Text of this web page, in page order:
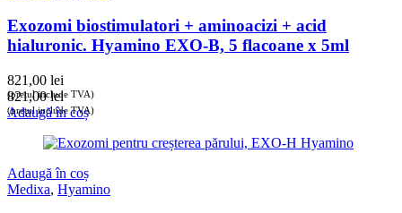
Exozomi biostimulatori + aminoacizi + acid
hialuronic. Hyamino EXO-B, 5 flacoane x 5ml
821,00 lei
(prețul include TVA)
821,00lei
(prețul include TVA)
Adaugă în coș
Adaugă în coș
Medixa, Hyamino